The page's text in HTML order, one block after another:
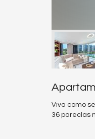
Viva como
36 pareclas